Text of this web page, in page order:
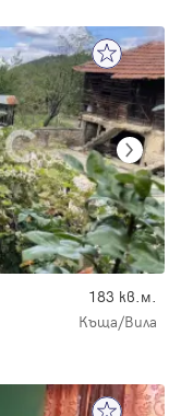
183 кв.м.
Къща/Вила